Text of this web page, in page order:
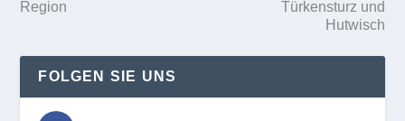
Region
Türkensturz und
Hutwisch
FOLGEN SIE UNS